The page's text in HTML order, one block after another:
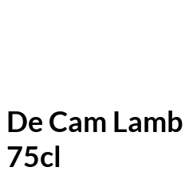
De Cam
75cl